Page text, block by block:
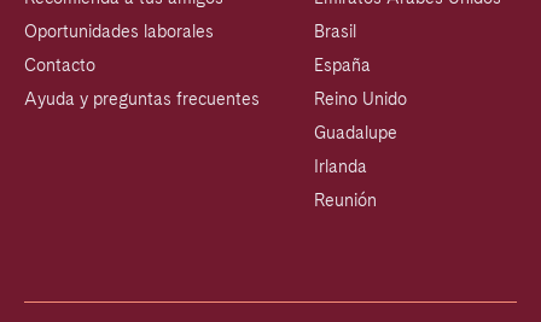
Oportunidades laborales
Contacto
Ayuda y preguntas frecuentes
Brasil
España
Reino Unido
Guadalupe
Irlanda
Reunión